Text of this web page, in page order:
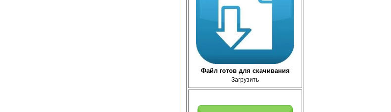
Файл готов для скачивания
Загрузить